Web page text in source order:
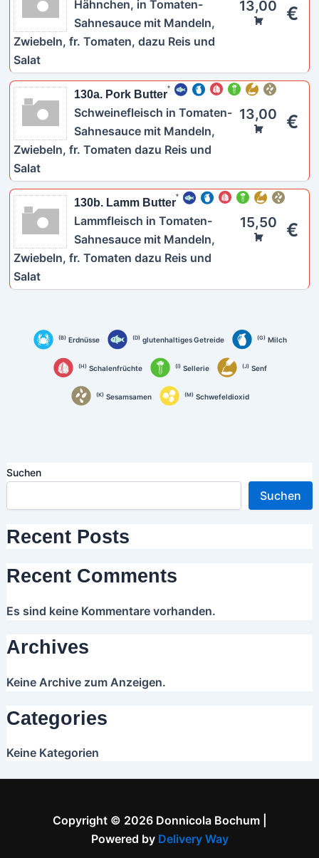
13,00 €
Hähnchen, in Tomaten-
Sahnesauce mit Mandeln,
Zwiebeln, fr. Tomaten, dazu Reis und
Salat
130a. Pork Butter
13,00 €
Schweinefleisch in Tomaten-
Sahnesauce mit Mandeln,
Zwiebeln, fr. Tomaten dazu Reis und
Salat
130b. Lamm Butter
15,50 €
Lammfleisch in Tomaten-
Sahnesauce mit Mandeln,
Zwiebeln, fr. Tomaten dazu Reis und
Salat
B Erdnüsse D glutenhaltiges Getreide G Milch
H Schalenfrüchte I Sellerie J Senf
K Sesamsamen M Schwefeldioxid
Suchen
Suchen
Recent Posts
Recent Comments
Es sind keine Kommentare vorhanden.
Archives
Keine Archive zum Anzeigen.
Categories
Keine Kategorien
Copyright © 2026 Donnicola Bochum |
Powered by Delivery Way